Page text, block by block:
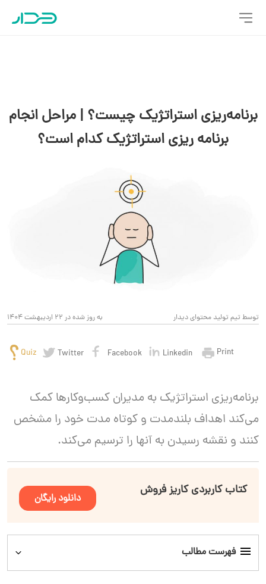
برنامه‌ریزی استراتژیک چیست؟ | مراحل انجام
برنامه ریزی استراتژیک کدام است؟
به روز شده در 22 اردیبهشت 1404 توسط تیم تولید محتوای دیدار
Quiz Twitter Facebook Linkedin Print
برنامه‌ریزی استراتژیک به مدیران کسب‌وکارها کمک
می‌کند اهداف بلندمدت و کوتاه مدت خود را مشخص
کنند و نقشه رسیدن به آنها را ترسیم می‌کند.
کتاب کاربردی کاریز فروش
دانلود رایگان
فهرست مطالب